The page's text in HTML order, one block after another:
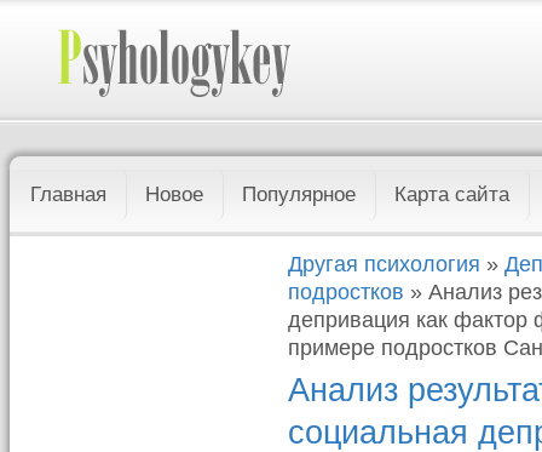
Главная Новое Популярное Карта сайта
Другая психология »
подростков » Анализ
депривация как фактор
примере подростков
Анализ
социальная